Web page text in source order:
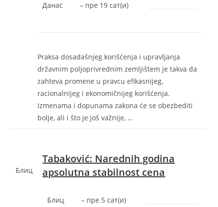
Данас – ‎пре 19 сат(и)‎
Praksa dosadašnjeg korišćenja i upravljanja
državnim poljoprivrednim zemljištem je takva da
zahteva promene u pravcu efikasnijeg,
racionalnijeg i ekonomičnijeg korišćenja.
Izmenama i dopunama zakona će se obezbediti
bolje, ali i što je još važnije, …
Блиц
Tabaković: Narednih godina
apsolutna stabilnost cena
Блиц – ‎пре 5 сат(и)‎